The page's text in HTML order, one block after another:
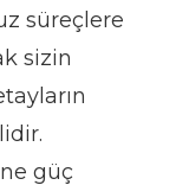
süreçlere
sizin
güç